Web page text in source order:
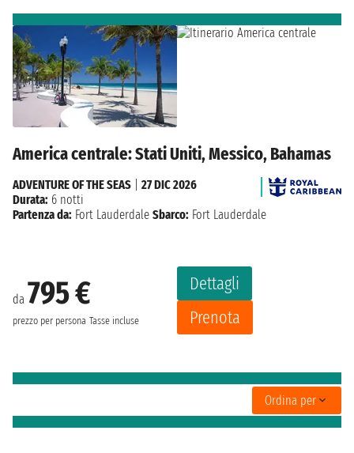
America centrale: Stati Uniti, Messico, Bahamas
da 795 €
prezzo per persona Tasse incluse
Dettagli
Prenota
ADVENTURE OF THE SEAS
27 DIC 2026
Durata: 6 notti
Partenza da: Fort Lauderdale Sbarco: Fort Lauderdale
Ordina per